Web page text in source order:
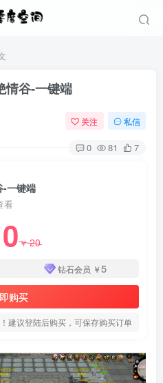
情谷-一键端
关注 私信
0 81 7
-一键端
看
￥20
钻石会员 ￥5
购买
建议登陆后购买，可保存购买订单